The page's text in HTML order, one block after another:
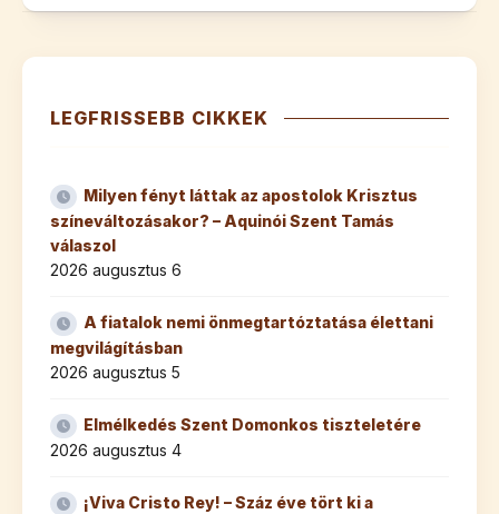
LEGFRISSEBB CIKKEK
Milyen fényt láttak az apostolok Krisztus
színeváltozásakor? – Aquinói Szent Tamás
válaszol
2026 augusztus 6
A fiatalok nemi önmegtartóztatása élettani
megvilágításban
2026 augusztus 5
Elmélkedés Szent Domonkos tiszteletére
2026 augusztus 4
¡Viva Cristo Rey! – Száz éve tört ki a